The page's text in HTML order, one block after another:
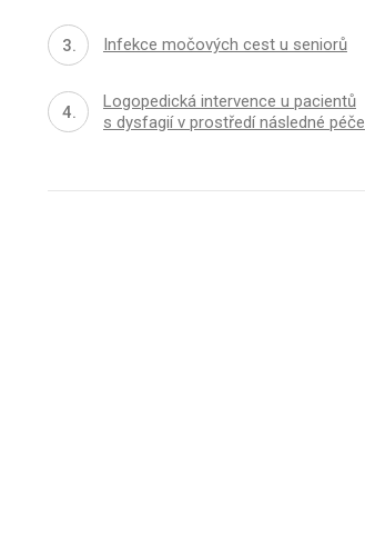
Infekce močových cest u seniorů
Logopedická intervence u pacientů
s dysfagií v prostředí následné péče